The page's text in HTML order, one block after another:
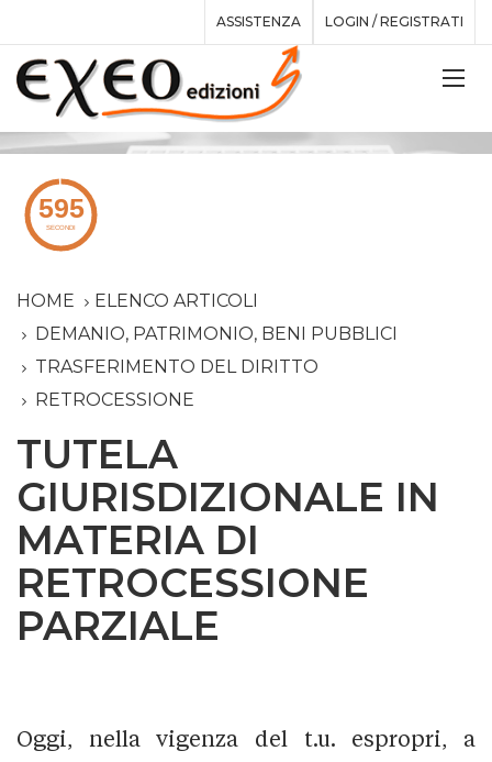
ASSISTENZA LOGIN / REGISTRATI
HOME
ELENCO ARTICOLI
DEMANIO, PATRIMONIO, BENI PUBBLICI
TRASFERIMENTO DEL DIRITTO
RETROCESSIONE
TUTELA
GIURISDIZIONALE IN
MATERIA DI
RETROCESSIONE
PARZIALE
Oggi, nella vigenza del t.u. espropri, a